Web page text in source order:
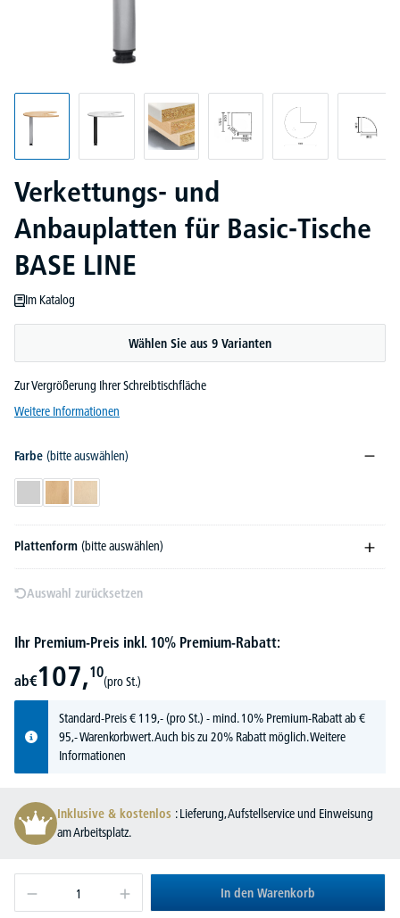
Verkettungs- und
Anbauplatten für Basic-Tische
BASE LINE
Im Katalog
Wählen Sie aus 9 Varianten
Zur Vergrößerung Ihrer Schreibtischfläche
Weitere Informationen
Farbe (bitte auswählen)
Plattenform (bitte auswählen)
Auswahl zurücksetzen
Ihr Premium-Preis inkl. 10% Premium-Rabatt:
ab€107,10
(pro St.)
Standard-Preis€ 119,-(pro St.) - mind. 10% Premium-Rabatt ab €
95,- Warenkorbwert. Auch bis zu 20% Rabatt möglich.Weitere
Informationen
Inklusive & kostenlos : Lieferung, Aufstellservice und Einweisung
am Arbeitsplatz.
In den Warenkorb